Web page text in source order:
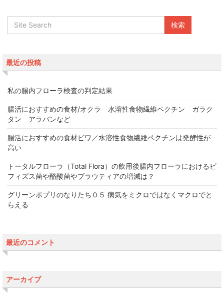
最近の投稿
私の腸内フローラ検査の判定結果
腸活におすすめの食材/オクラ 水溶性食物繊維ペクチン ガラク
タン アラバンなど
腸活におすすめの食材ビワ／水溶性食物繊維ペクチンは発酵性が
高い
トータルフローラ（Total Flora）の飲用後腸内フローラにおけるビ
フィズス菌や酪酸菌やブラウティアの増減は？
グリーンポプリのなりたち０５ 病気をミクロではなくマクロでと
らえる
最近のコメント
アーカイブ